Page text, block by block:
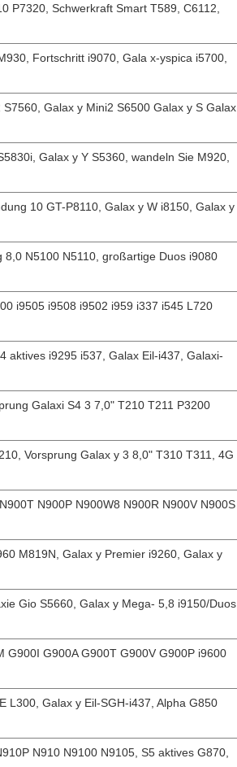
P7320, Schwerkraft Smart T589, C6112,
Fortschritt i9070, Gala x-yspica i5700,
Galax y Mini2 S6500 Galax y S Galax
Galax y Y S5360, wandeln Sie M920,
10 GT-P8110, Galax y W i8150, Galax y
N5100 N5110, großartige Duos i9080
i9505 i9508 i9502 i959 i337 i545 L720
aktives i9295 i537, Galax Eil-i437, Galaxi-
Galaxi S4 3 7,0" T210 T211 P3200
Vorsprung Galax y 3 8,0" T310 T311, 4G
N900P N900W8 N900R N900V N900S
M819N, Galax y Premier i9260, Galax y
Gio S5660, Galax y Mega- 5,8 i9150/Duos
G900I G900A G900T G900V G900P i9600
L300, Galax y Eil-SGH-i437, Alpha G850
N910 N9100 N9105, S5 aktives G870,